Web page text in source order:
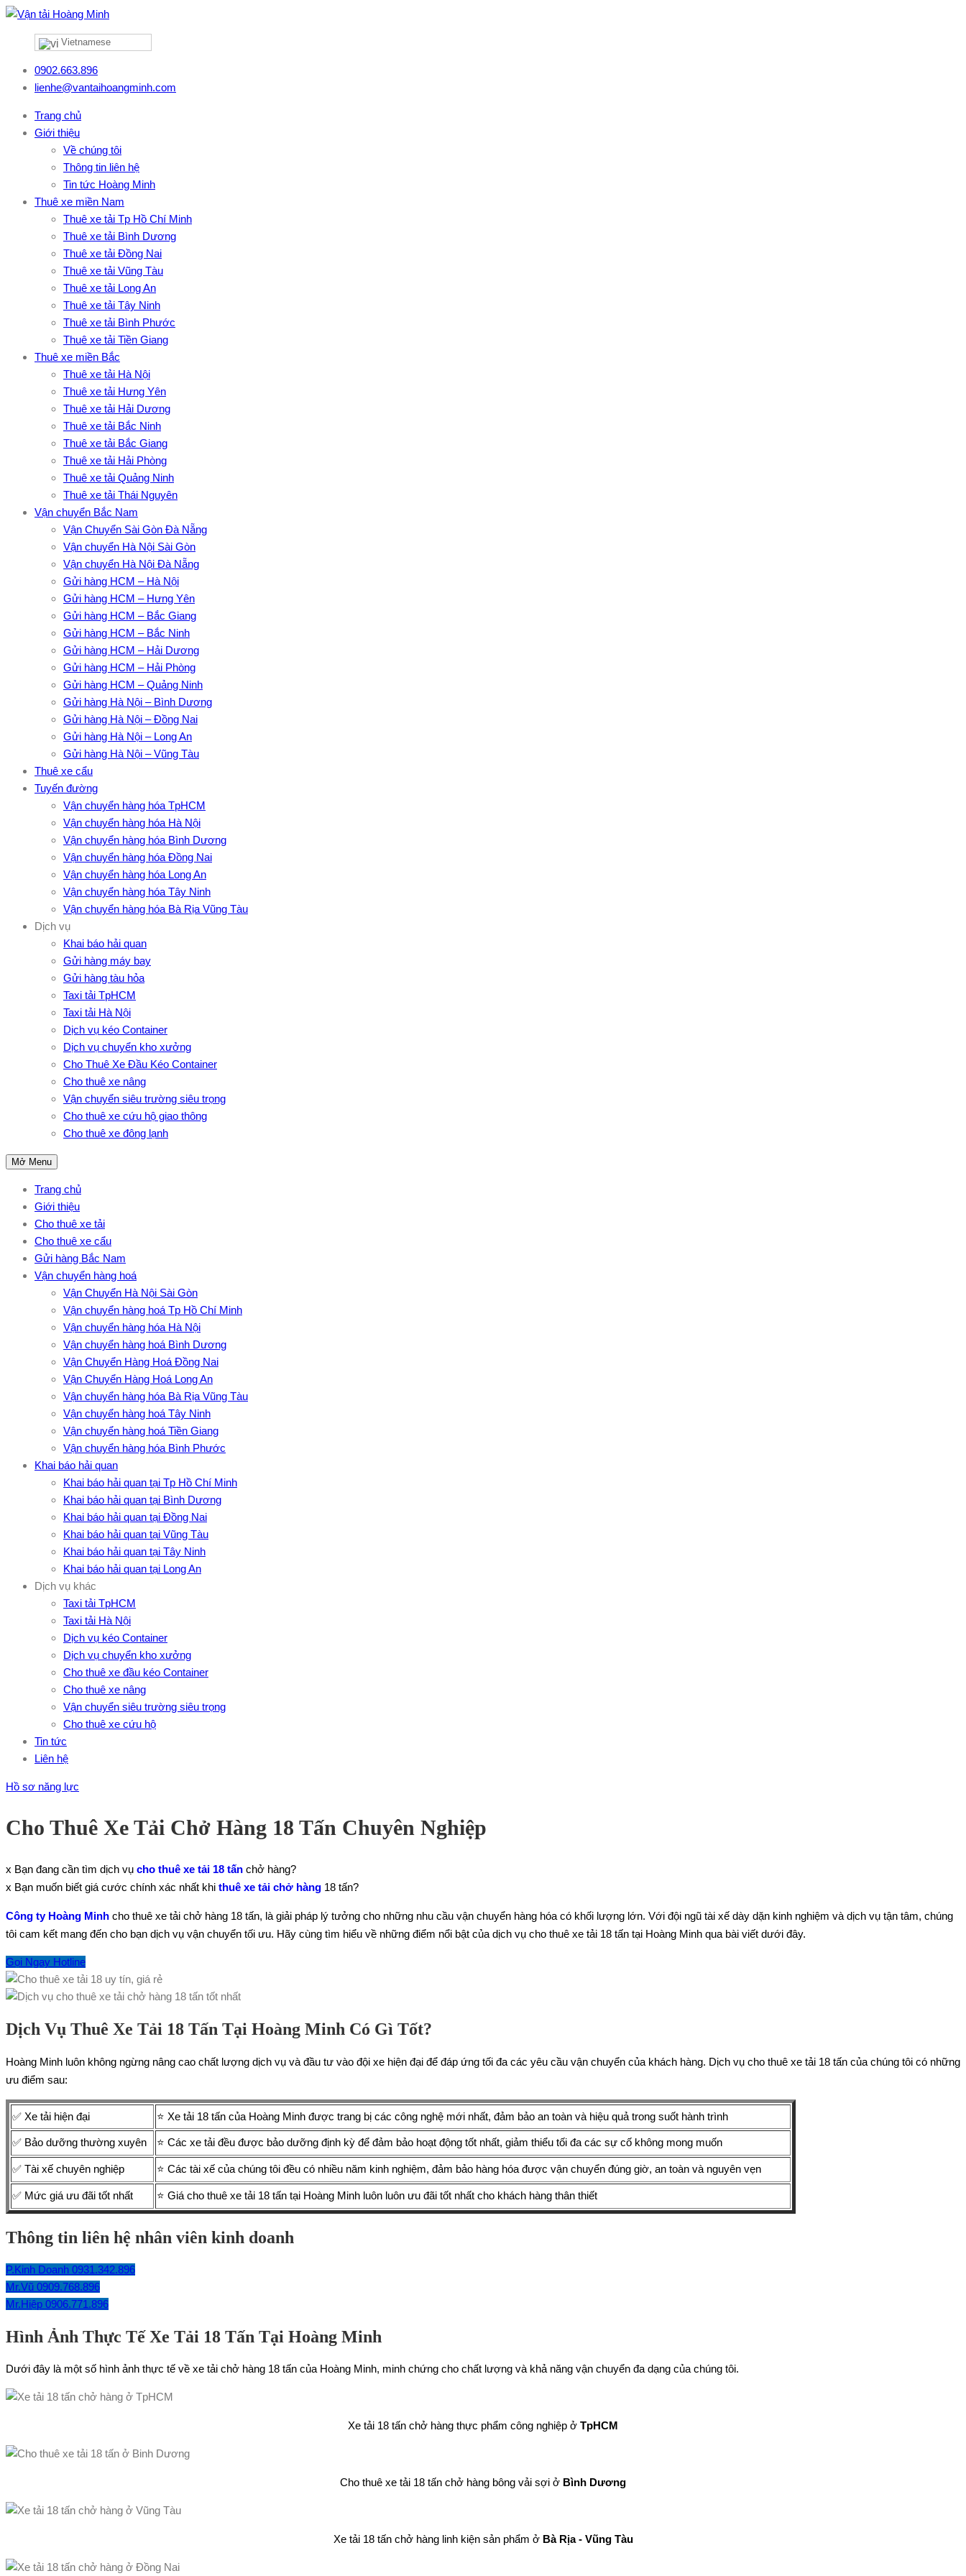
Vietnamese
0902.663.896
lienhe@vantaihoangminh.com
Trang chủ
Giới thiệu
Về chúng tôi
Thông tin liên hệ
Tin tức Hoàng Minh
Thuê xe miền Nam
Thuê xe tải Tp Hồ Chí Minh
Thuê xe tải Bình Dương
Thuê xe tải Đồng Nai
Thuê xe tải Vũng Tàu
Thuê xe tải Long An
Thuê xe tải Tây Ninh
Thuê xe tải Bình Phước
Thuê xe tải Tiền Giang
Thuê xe miền Bắc
Thuê xe tải Hà Nội
Thuê xe tải Hưng Yên
Thuê xe tải Hải Dương
Thuê xe tải Bắc Ninh
Thuê xe tải Bắc Giang
Thuê xe tải Hải Phòng
Thuê xe tải Quảng Ninh
Thuê xe tải Thái Nguyên
Vận chuyển Bắc Nam
Vận Chuyển Sài Gòn Đà Nẵng
Vận chuyển Hà Nội Sài Gòn
Vận chuyển Hà Nội Đà Nẵng
Gửi hàng HCM – Hà Nội
Gửi hàng HCM – Hưng Yên
Gửi hàng HCM – Bắc Giang
Gửi hàng HCM – Bắc Ninh
Gửi hàng HCM – Hải Dương
Gửi hàng HCM – Hải Phòng
Gửi hàng HCM – Quảng Ninh
Gửi hàng Hà Nội – Bình Dương
Gửi hàng Hà Nội – Đồng Nai
Gửi hàng Hà Nội – Long An
Gửi hàng Hà Nội – Vũng Tàu
Thuê xe cẩu
Tuyến đường
Vận chuyển hàng hóa TpHCM
Vận chuyển hàng hóa Hà Nội
Vận chuyển hàng hóa Bình Dương
Vận chuyển hàng hóa Đồng Nai
Vận chuyển hàng hóa Long An
Vận chuyển hàng hóa Tây Ninh
Vận chuyển hàng hóa Bà Rịa Vũng Tàu
Dịch vụ
Khai báo hải quan
Gửi hàng máy bay
Gửi hàng tàu hỏa
Taxi tải TpHCM
Taxi tải Hà Nội
Dịch vụ kéo Container
Dịch vụ chuyển kho xưởng
Cho Thuê Xe Đầu Kéo Container
Cho thuê xe nâng
Vận chuyển siêu trường siêu trọng
Cho thuê xe cứu hộ giao thông
Cho thuê xe đông lạnh
Mở Menu
Trang chủ
Giới thiệu
Cho thuê xe tải
Cho thuê xe cẩu
Gửi hàng Bắc Nam
Vận chuyển hàng hoá
Vận Chuyển Hà Nội Sài Gòn
Vận chuyển hàng hoá Tp Hồ Chí Minh
Vận chuyển hàng hóa Hà Nội
Vận chuyển hàng hoá Bình Dương
Vận Chuyển Hàng Hoá Đồng Nai
Vận Chuyển Hàng Hoá Long An
Vận chuyển hàng hóa Bà Rịa Vũng Tàu
Vận chuyển hàng hoá Tây Ninh
Vận chuyển hàng hoá Tiền Giang
Vận chuyển hàng hóa Bình Phước
Khai báo hải quan
Khai báo hải quan tại Tp Hồ Chí Minh
Khai báo hải quan tại Bình Dương
Khai báo hải quan tại Đồng Nai
Khai báo hải quan tại Vũng Tàu
Khai báo hải quan tại Tây Ninh
Khai báo hải quan tại Long An
Dịch vụ khác
Taxi tải TpHCM
Taxi tải Hà Nội
Dịch vụ kéo Container
Dịch vụ chuyển kho xưởng
Cho thuê xe đầu kéo Container
Cho thuê xe nâng
Vận chuyển siêu trường siêu trọng
Cho thuê xe cứu hộ
Tin tức
Liên hệ
Hồ sơ năng lực
Cho Thuê Xe Tải Chở Hàng 18 Tấn Chuyên Nghiệp
x Bạn đang cần tìm dịch vụ cho thuê xe tải 18 tấn chở hàng?
x Bạn muốn biết giá cước chính xác nhất khi thuê xe tải chở hàng 18 tấn?
Công ty Hoàng Minh cho thuê xe tải chở hàng 18 tấn, là giải pháp lý tưởng cho những nhu cầu vận chuyển hàng hóa có khối lượng lớn. Với đội ngũ tài xế dày dặn kinh nghiệm và dịch vụ tận tâm, chúng
tôi cam kết mang đến cho bạn dịch vụ vận chuyển tối ưu. Hãy cùng tìm hiểu về những điểm nổi bật của dịch vụ cho thuê xe tải 18 tấn tại Hoàng Minh qua bài viết dưới đây.
Gọi Ngay Hotline
Dịch Vụ Thuê Xe Tải 18 Tấn Tại Hoàng Minh Có Gì Tốt?
Hoàng Minh luôn không ngừng nâng cao chất lượng dịch vụ và đầu tư vào đội xe hiện đại để đáp ứng tối đa các yêu cầu vận chuyển của khách hàng. Dịch vụ cho thuê xe tải 18 tấn của chúng tôi có những
ưu điểm sau:
✅ Xe tải hiện đại ⭐ Xe tải 18 tấn của Hoàng Minh được trang bị các công nghệ mới nhất, đảm bảo an toàn và hiệu quả trong suốt hành trình
✅ Bảo dưỡng thường xuyên ⭐ Các xe tải đều được bảo dưỡng định kỳ để đảm bảo hoạt động tốt nhất, giảm thiểu tối đa các sự cố không mong muốn
✅ Tài xế chuyên nghiệp ⭐ Các tài xế của chúng tôi đều có nhiều năm kinh nghiệm, đảm bảo hàng hóa được vận chuyển đúng giờ, an toàn và nguyên vẹn
✅ Mức giá ưu đãi tốt nhất ⭐ Giá cho thuê xe tải 18 tấn tại Hoàng Minh luôn luôn ưu đãi tốt nhất cho khách hàng thân thiết
Thông tin liên hệ nhân viên kinh doanh
P.Kinh Doanh 0931.342.896
Mr.Vũ 0909.768.896
Mr.Hiệp 0906.771.896
Hình Ảnh Thực Tế Xe Tải 18 Tấn Tại Hoàng Minh
Dưới đây là một số hình ảnh thực tế về xe tải chở hàng 18 tấn của Hoàng Minh, minh chứng cho chất lượng và khả năng vận chuyển đa dạng của chúng tôi.
Xe tải 18 tấn chở hàng thực phẩm công nghiệp ở TpHCM
Cho thuê xe tải 18 tấn chở hàng bông vải sợi ở Bình Dương
Xe tải 18 tấn chở hàng linh kiện sản phẩm ở Bà Rịa - Vũng Tàu